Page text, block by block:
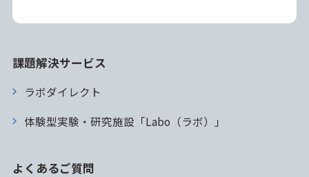
課題解決サービス
ラボダイレクト
体験型実験・研究施設「Labo（ラボ）」
よくあるご質問